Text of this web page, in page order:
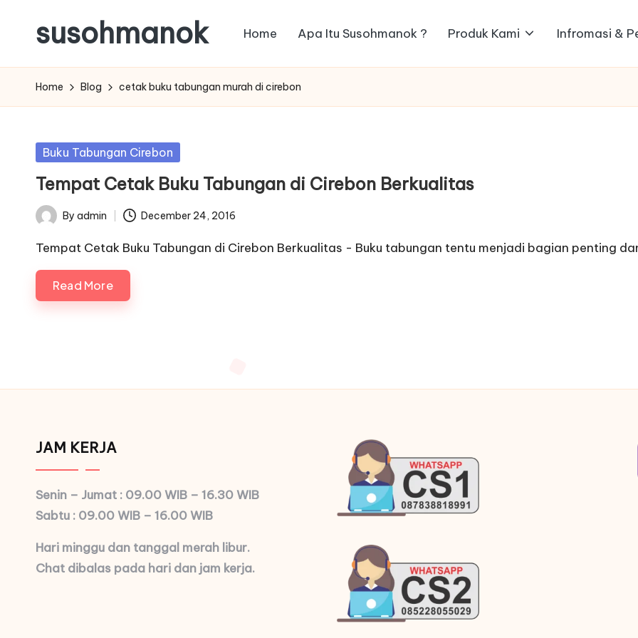
content
susohmanok Home Apa Itu Susohmanok ? Produk Kami Infromasi &
Home Blog cetak buku tabungan murah di cirebon
Posted
Buku Tabungan Cirebon
Tempat Cetak Buku Tabungan di Cirebon Berkualitas
Posted
by
By admin December 24, 2016
Tempat Cetak Buku Tabungan di Cirebon Berkualitas - Buku tabungan tentu menjadi bagian penting
Read More
JAM KERJA
Senin – Jumat : 09.00 WIB – 16.30 WIB
Sabtu : 09.00 WIB – 16.00 WIB
Hari minggu dan tanggal merah libur.
Chat dibalas pada hari dan jam kerja.